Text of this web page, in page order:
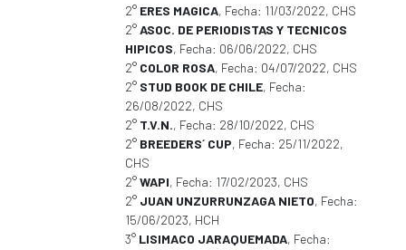
2° ERES MAGICA, Fecha: 11/03/2022, CHS
2°ASOC. DE PERIODISTAS Y TECNICOS
HIPICOS, Fecha: 06/06/2022, CHS
2° COLOR ROSA, Fecha: 04/07/2022, CHS
2° STUD BOOK DE CHILE, Fecha:
26/08/2022, CHS
2° T.V.N., Fecha: 28/10/2022, CHS
2° BREEDERS´ CUP, Fecha: 25/11/2022,
CHS
2°WAPI, Fecha: 17/02/2023, CHS
2° JUAN UNZURRUNZAGA NIETO, Fecha:
15/06/2023, HCH
3° LISIMACO JARAQUEMADA, Fecha: